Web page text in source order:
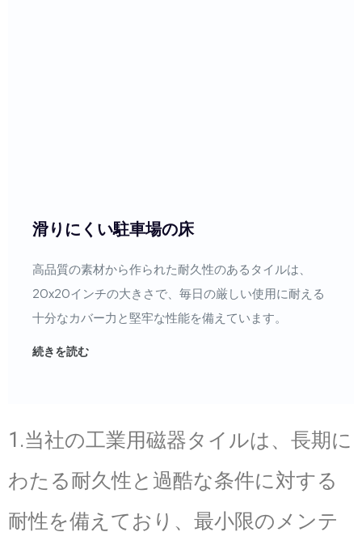
滑りにくい駐車場の床
高品質の素材から作られた耐久性のあるタイルは、
20x20インチの大きさで、毎日の厳しい使用に耐える
十分なカバー力と堅牢な性能を備えています。
続きを読む
1.当社の工業用磁器タイルは、長期に
わたる耐久性と過酷な条件に対する
耐性を備えており、最小限のメンテ